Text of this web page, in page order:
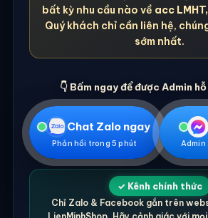
bất kỳ nhu cầu nào về acc
Quý khách chỉ cần liên hệ,
sớm nhất.
👇 Bấm ngay để được Admin
Chat Zalo ngay
Phản hồi trong 5 phút
✓ Kênh chính thức
Chỉ Zalo & Facebook gắn trên